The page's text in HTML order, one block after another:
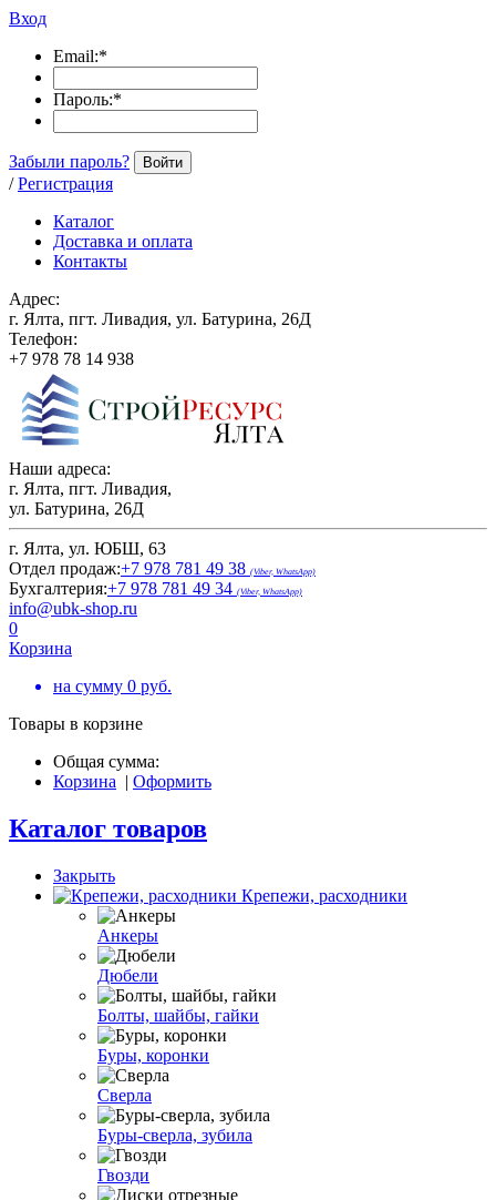
Вход
Email:*
Пароль:*
Забыли пароль? Войти
/ Регистрация
Каталог
Доставка и оплата
Контакты
Адрес:
г. Ялта, пгт. Ливадия, ул. Батурина, 26Д
Телефон:
+7 978 78 14 938
Наши адреса:
г. Ялта, пгт. Ливадия,
ул. Батурина, 26Д
г. Ялта, ул. ЮБШ, 63
Отдел продаж:+7 978 781 49 38 (Viber, WhatsApp)
Бухгалтерия:+7 978 781 49 34 (Viber, WhatsApp)
info@ubk-shop.ru
0
Корзина
на сумму 0 руб.
Товары в корзине
Общая сумма:
Корзина | Оформить
Каталог товаров
Закрыть
Крепежи, расходники
Анкеры
Дюбели
Болты, шайбы, гайки
Буры, коронки
Сверла
Буры-сверла, зубила
Гвозди